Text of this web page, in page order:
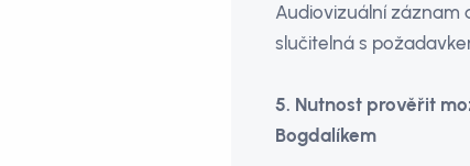
Audiovizuální záznam
slučitelná s
5. Nutnost prověřit
Bogdalíkem